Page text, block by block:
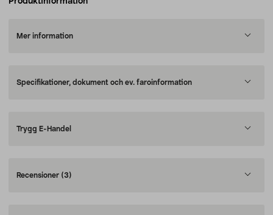
Mer information
Specifikationer, dokument och ev. faroinformation
Trygg E-Handel
Recensioner (3)